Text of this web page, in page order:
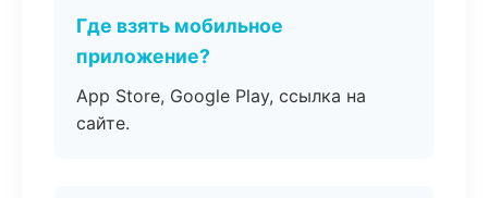
Где взять мобильное
приложение?
App Store, Google Play, ссылка на
сайте.